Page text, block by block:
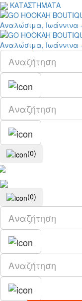
ΚΑΤΑΣΤΗΜΑΤΑ
(0)
(0)